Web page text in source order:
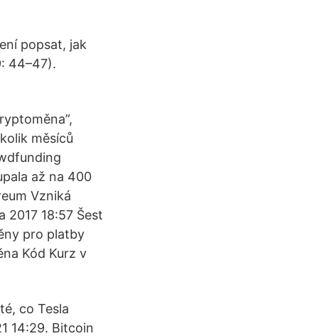
popsat, jak
44–47).
měsíců
až na 400
Vzniká
18:57 Šest
pro platby
Kód Kurz v
co Tesla
14:29. Bitcoin